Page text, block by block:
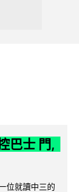
巴士 門,
位就讀中三的